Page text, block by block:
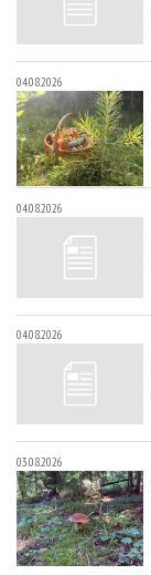
04.08.2026
04.08.2026
04.08.2026
03.08.2026